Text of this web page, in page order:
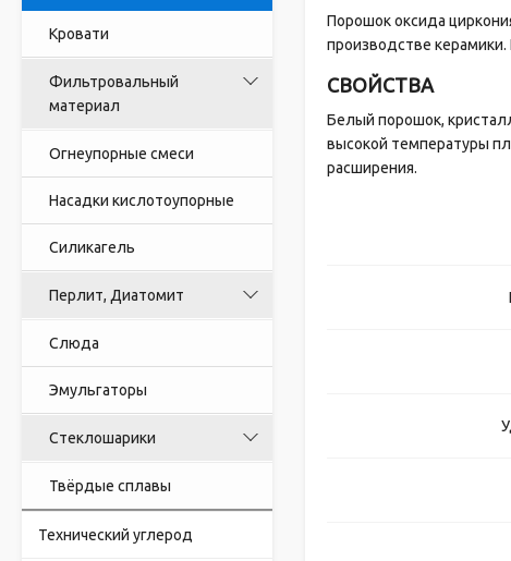
Кровати
Фильтровальный
материал
Огнеупорные смеси
Насадки кислотоупорные
Силикагель
Перлит, Диатомит
Слюда
Эмульгаторы
Стеклошарики
Твёрдые сплавы
Технический углерод
Порошок оксида
производстве
СВОЙСТВА
Белый порошок,
высокой температуры
расширения.